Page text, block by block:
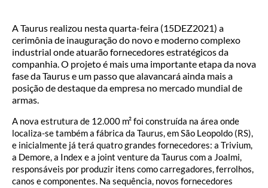
A Taurus realizou nesta quarta-feira (15DEZ2021) a
cerimônia de inauguração do novo e moderno complexo
industrial onde atuarão fornecedores estratégicos da
companhia. O projeto é mais uma importante etapa da nova
fase da Taurus e um passo que alavancará ainda mais a
posição de destaque da empresa no mercado mundial de
armas.
A nova estrutura de 12.000 m² foi construída na área onde
localiza-se também a fábrica da Taurus, em São Leopoldo (RS),
e inicialmente já terá quatro grandes fornecedores: a Trivium,
a Demore, a Index e a joint venture da Taurus com a Joalmi,
responsáveis por produzir itens como carregadores, ferrolhos,
canos e componentes. Na sequência, novos fornecedores